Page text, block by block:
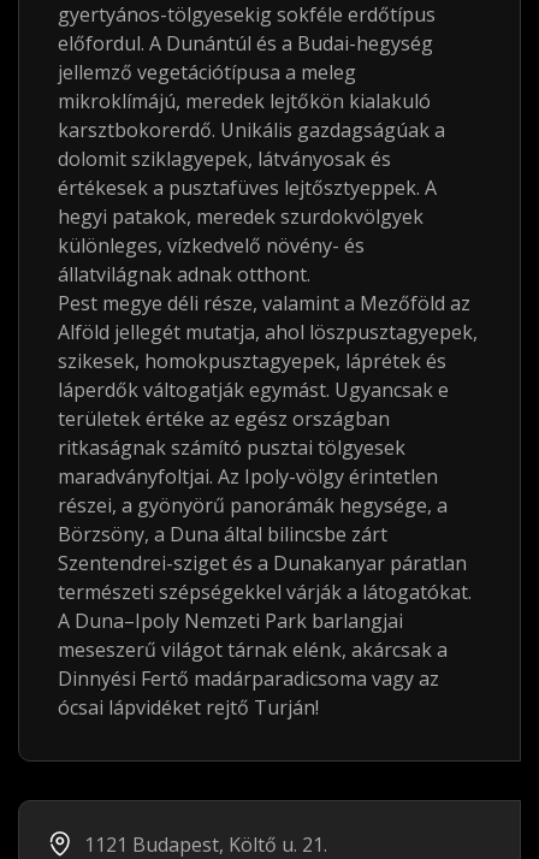
gyertyános-tölgyesekig sokféle erdőtípus
előfordul. A Dunántúl és a Budai-hegység
jellemző vegetációtípusa a meleg
mikroklímájú, meredek lejtőkön kialakuló
karsztbokorerdő. Unikális gazdagságúak a
dolomit sziklagyepek, látványosak és
értékesek a pusztafüves lejtősztyeppek. A
hegyi patakok, meredek szurdokvölgyek
különleges, vízkedvelő növény- és
állatvilágnak adnak otthont.
Pest megye déli része, valamint a Mezőföld az
Alföld jellegét mutatja, ahol löszpusztagyepek,
szikesek, homokpusztagyepek, láprétek és
láperdők váltogatják egymást. Ugyancsak e
területek értéke az egész országban
ritkaságnak számító pusztai tölgyesek
maradványfoltjai. Az Ipoly-völgy érintetlen
részei, a gyönyörű panorámák hegysége, a
Börzsöny, a Duna által bilincsbe zárt
Szentendrei-sziget és a Dunakanyar páratlan
természeti szépségekkel várják a látogatókat.
A Duna–Ipoly Nemzeti Park barlangjai
meseszerű világot tárnak elénk, akárcsak a
Dinnyési Fertő madárparadicsoma vagy az
ócsai lápvidéket rejtő Turján!
1121 Budapest, Költő u. 21.